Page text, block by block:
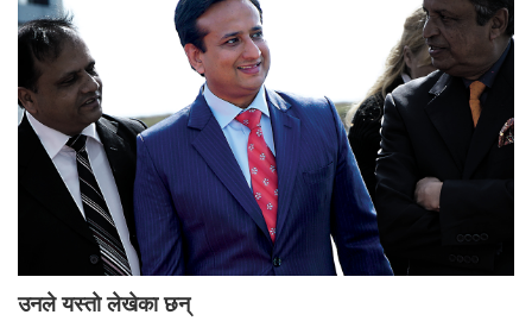
उनले यस्ताे लेखेका छन्